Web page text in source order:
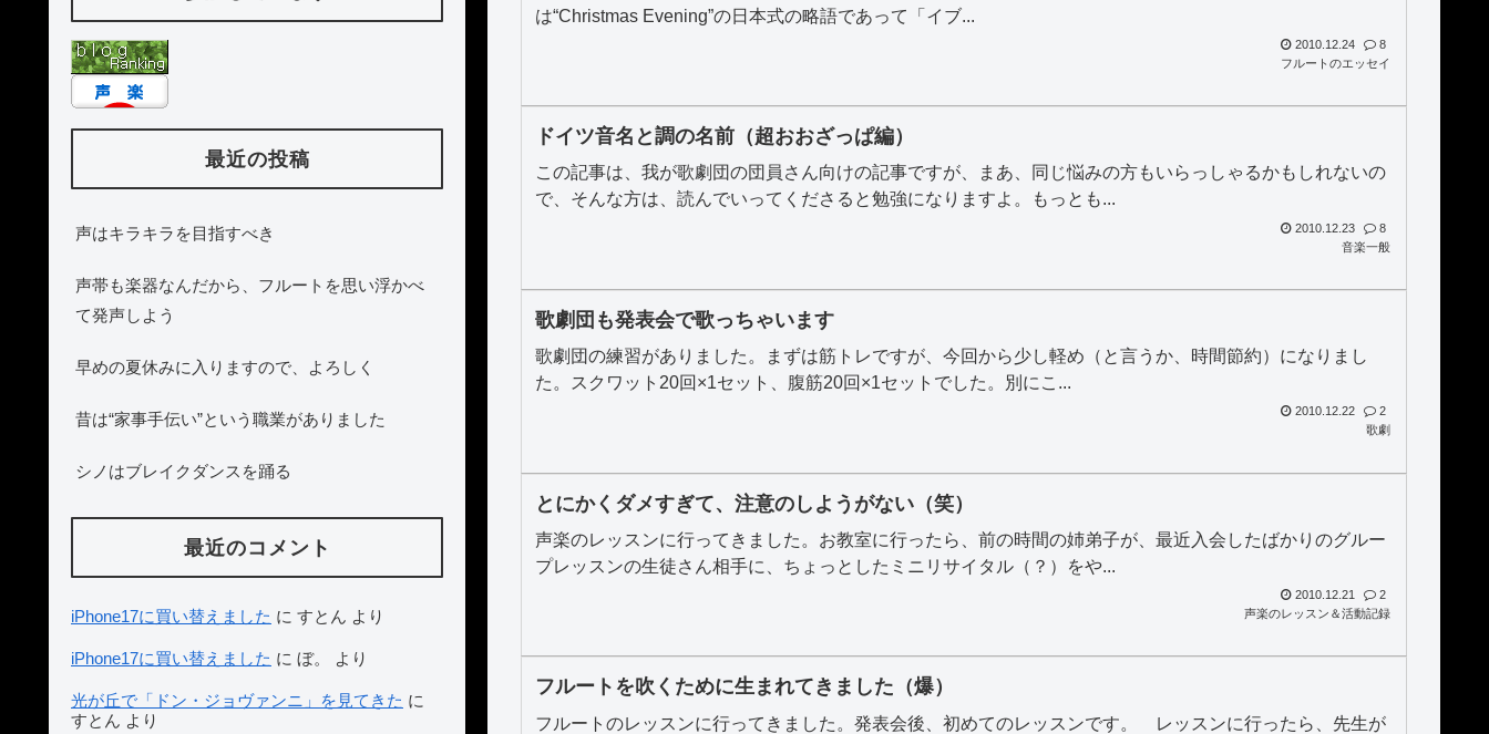
は“Christmas Evening”の日本式の略語であって「イブ...
2010.12.24
8
フルートのエッセイ
ドイツ音名と調の名前（超おおざっぱ編）
この記事は、我が歌劇団の団員さん向けの記事ですが、まあ、同じ悩みの方もいらっしゃるかもしれないの
で、そんな方は、読んでいってくださると勉強になりますよ。もっとも...
2010.12.23
8
音楽一般
歌劇団も発表会で歌っちゃいます
歌劇団の練習がありました。まずは筋トレですが、今回から少し軽め（と言うか、時間節約）になりまし
た。スクワット20回×1セット、腹筋20回×1セットでした。別にこ...
2010.12.22
2
歌劇
とにかくダメすぎて、注意のしようがない（笑）
声楽のレッスンに行ってきました。お教室に行ったら、前の時間の姉弟子が、最近入会したばかりのグルー
プレッスンの生徒さん相手に、ちょっとしたミニリサイタル（？）をや...
2010.12.21
2
声楽のレッスン＆活動記録
フルートを吹くために生まれてきました（爆）
フルートのレッスンに行ってきました。発表会後、初めてのレッスンです。 レッスンに行ったら、先生が
最近の投稿
声はキラキラを目指すべき
声帯も楽器なんだから、フルートを思い浮かべ
て発声しよう
早めの夏休みに入りますので、よろしく
昔は“家事手伝い”という職業がありました
シノはブレイクダンスを踊る
最近のコメント
iPhone17に買い替えました に すとん より
iPhone17に買い替えました に ぼ。 より
光が丘で「ドン・ジョヴァンニ」を見てきた に
すとん より